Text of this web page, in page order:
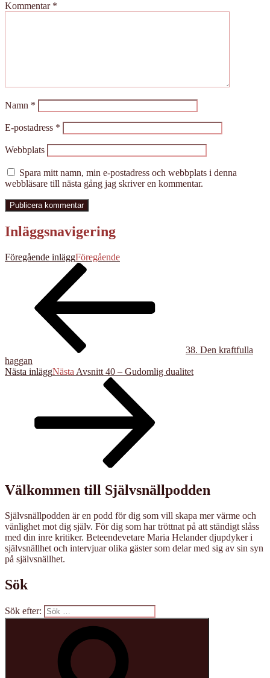
Kommentar *
Namn *
E-postadress *
Webbplats
Spara mitt namn, min e-postadress och webbplats i denna
webbläsare till nästa gång jag skriver en kommentar.
Inläggsnavigering
Föregående inläggFöregående
38. Den kraftfulla
haggan
Nästa inläggNästa Avsnitt 40 – Gudomlig dualitet
Välkommen till Självsnällpodden
Självsnällpodden är en podd för dig som vill skapa mer värme och
vänlighet mot dig själv. För dig som har tröttnat på att ständigt slåss
med din inre kritiker. Beteendevetare Maria Helander djupdyker i
självsnällhet och intervjuar olika gäster som delar med sig av sin syn
på självsnällhet.
Sök
Sök efter: